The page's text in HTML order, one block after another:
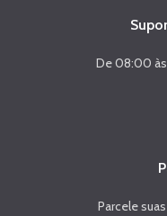
De 08:00
Parcele